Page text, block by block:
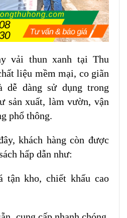
vải thun xanh tại Thu
liệu mềm mại, co giãn
dễ dàng sử dụng trong
sản xuất, làm vườn, vận
phổ thông.
khách hàng còn được
hấp dẫn như:
tận kho, chiết khấu cao